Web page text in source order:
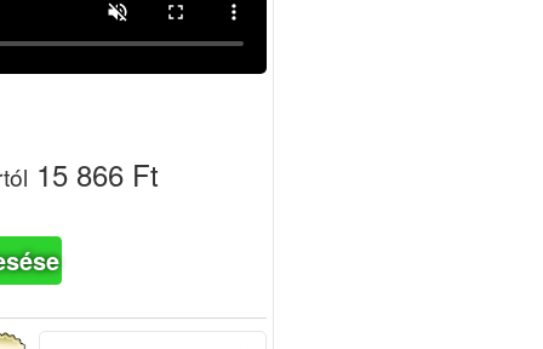
15 866 Ft